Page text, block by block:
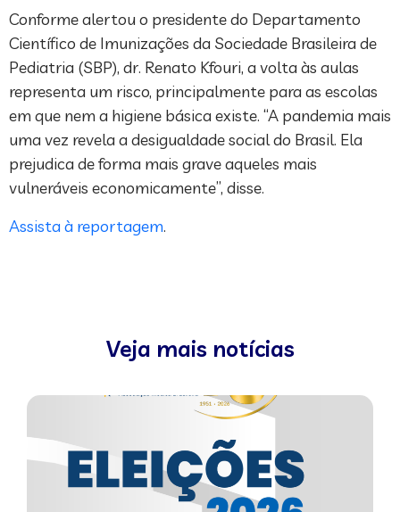
Conforme alertou o presidente do Departamento
Científico de Imunizações da Sociedade Brasileira de
Pediatria (SBP), dr. Renato Kfouri, a volta às aulas
representa um risco, principalmente para as escolas
em que nem a higiene básica existe. “A pandemia mais
uma vez revela a desigualdade social do Brasil. Ela
prejudica de forma mais grave aqueles mais
vulneráveis economicamente”, disse.
Assista à reportagem.
Veja mais notícias